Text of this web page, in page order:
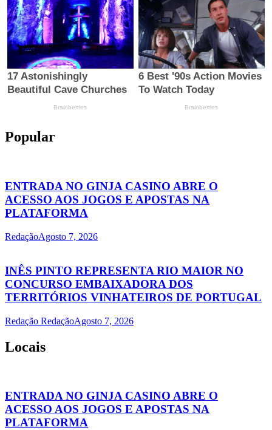
Popular
ENTRADA NO GINJA CASINO ABRE O
ACESSO AOS JOGOS E APOSTAS NA
PLATAFORMA
RedaçãoAgosto 7, 2026
INÊS PINTO REPRESENTA RIO MAIOR NO
CONCURSO EMBAIXADORA DOS
TERRITÓRIOS VINHATEIROS DE PORTUGAL
Redação RedaçãoAgosto 7, 2026
Locais
ENTRADA NO GINJA CASINO ABRE O
ACESSO AOS JOGOS E APOSTAS NA
PLATAFORMA